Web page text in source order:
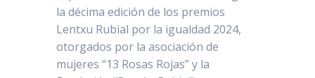
la décima edición de los premios
Lentxu Rubial por la igualdad 2024,
otorgados por la asociación de
mujeres “13 Rosas Rojas” y la